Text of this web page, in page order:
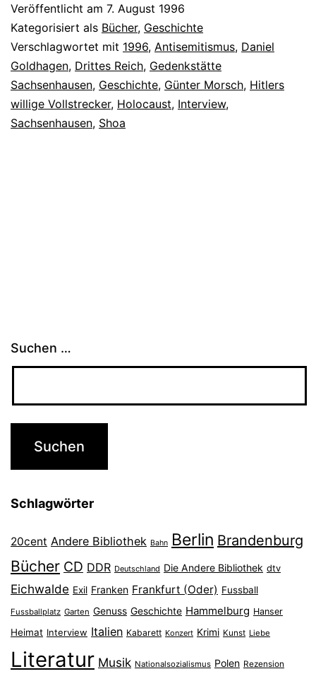
Veröffentlicht am 7. August 1996
Kategorisiert als Bücher, Geschichte
Verschlagwortet mit 1996, Antisemitismus, Daniel
Goldhagen, Drittes Reich, Gedenkstätte
Sachsenhausen, Geschichte, Günter Morsch, Hitlers
willige Vollstrecker, Holocaust, Interview,
Sachsenhausen, Shoa
Suchen …
Schlagwörter
20cent Andere Bibliothek Bahn Berlin Brandenburg
Bücher CD DDR Deutschland Die Andere Bibliothek dtv
Eichwalde Exil Franken Frankfurt (Oder) Fussball
Fussballplatz Garten Genuss Geschichte Hammelburg Hanser
Heimat Interview Italien Kabarett Konzert Krimi Kunst Liebe
Literatur Musik Nationalsozialismus Polen Rezension